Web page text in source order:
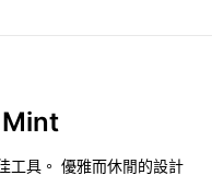
Mint
工具。 優雅而休閒的設計